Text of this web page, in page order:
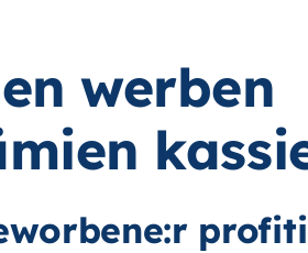
werben